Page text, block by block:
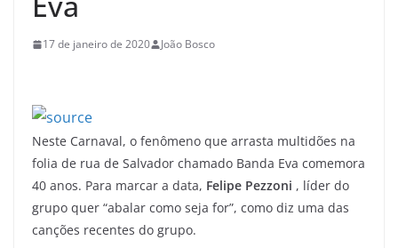
17 de janeiro de 2020 João Bosco
Neste Carnaval, o fenômeno que arrasta multidões na
folia de rua de Salvador chamado Banda Eva comemora
40 anos. Para marcar a data, Felipe Pezzoni , líder do
grupo quer “abalar como seja for”, como diz uma das
canções recentes do grupo.